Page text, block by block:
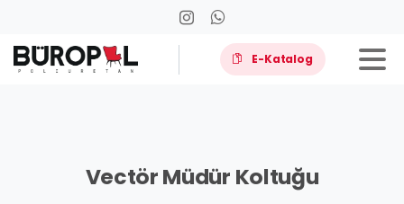
E-Katalog
VectörMüdür Koltuğu